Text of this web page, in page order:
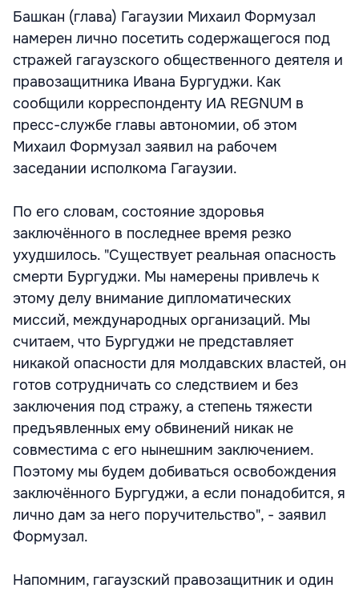
Башкан (глава) Гагаузии Михаил Формузал
намерен лично посетить содержащегося под
стражей гагаузского общественного деятеля и
правозащитника Ивана Бургуджи. Как
сообщили корреспонденту ИА REGNUM в
пресс-службе главы автономии, об этом
Михаил Формузал заявил на рабочем
заседании исполкома Гагаузии.
По его словам, состояние здоровья
заключённого в последнее время резко
ухудшилось. "Существует реальная опасность
смерти Бургуджи. Мы намерены привлечь к
этому делу внимание дипломатических
миссий, международных организаций. Мы
считаем, что Бургуджи не представляет
никакой опасности для молдавских властей, он
готов сотрудничать со следствием и без
заключения под стражу, а степень тяжести
предъявленных ему обвинений никак не
совместима с его нынешним заключением.
Поэтому мы будем добиваться освобождения
заключённого Бургуджи, а если понадобится, я
лично дам за него поручительство", - заявил
Формузал.
Напомним, гагаузский правозащитник и один